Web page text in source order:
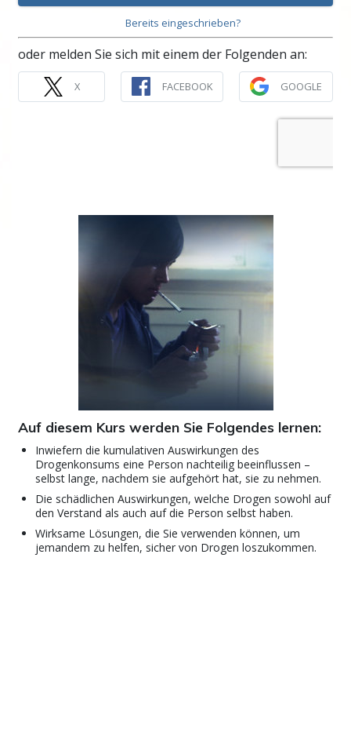
Bereits eingeschrieben?
oder melden Sie sich mit einem der Folgenden an:
X FACEBOOK GOOGLE
Auf diesem Kurs werden Sie Folgendes lernen:
Inwiefern die kumulativen Auswirkungen des
Drogenkonsums eine Person nachteilig beeinflussen –
selbst lange, nachdem sie aufgehört hat, sie zu nehmen.
Die schädlichen Auswirkungen, welche Drogen sowohl auf
den Verstand als auch auf die Person selbst haben.
Wirksame Lösungen, die Sie verwenden können, um
jemandem zu helfen, sicher von Drogen loszukommen.